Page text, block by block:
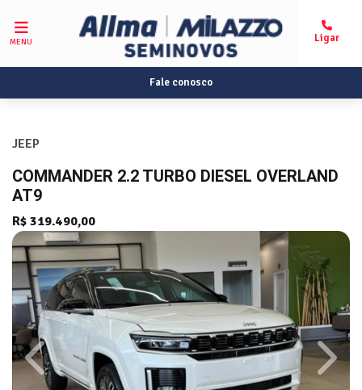
MENU
Fale conosco
JEEP
COMMANDER 2.2 TURBO DIESEL OVERLAND
AT9
R$ 319.490,00
Previous Next